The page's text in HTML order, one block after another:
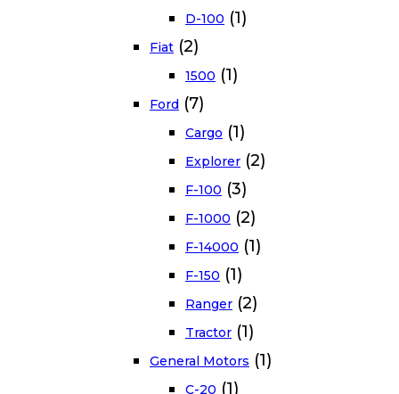
D-100 (1)
Fiat (2)
1500 (1)
Ford (7)
Cargo (1)
Explorer (2)
F-100 (3)
F-1000 (2)
F-14000 (1)
F-150 (1)
Ranger (2)
Tractor (1)
General Motors (1)
C-20 (1)